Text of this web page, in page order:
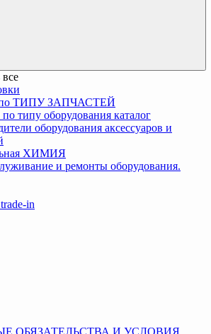
все
по ТИПУ ЗАПЧАСТЕЙ
по типу оборудования каталог
оборудования аксессуаров и
ХИМИЯ
и ремонты оборудования.
in
ОБЯЗАТЕЛЬСТВА И УСЛОВИЯ